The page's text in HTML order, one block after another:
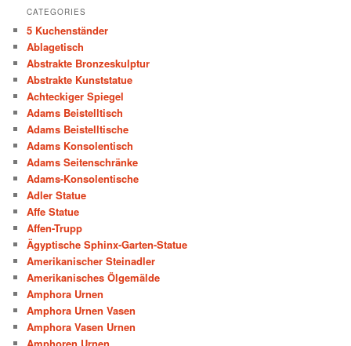
CATEGORIES
5 Kuchenständer
Ablagetisch
Abstrakte Bronzeskulptur
Abstrakte Kunststatue
Achteckiger Spiegel
Adams Beistelltisch
Adams Beistelltische
Adams Konsolentisch
Adams Seitenschränke
Adams-Konsolentische
Adler Statue
Affe Statue
Affen-Trupp
Ägyptische Sphinx-Garten-Statue
Amerikanischer Steinadler
Amerikanisches Ölgemälde
Amphora Urnen
Amphora Urnen Vasen
Amphora Vasen Urnen